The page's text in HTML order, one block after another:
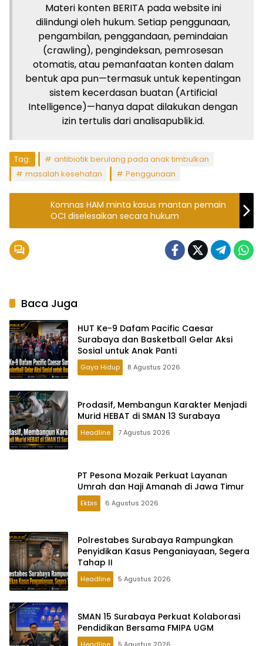
Materi konten BERITA pada website ini
dilindungi oleh hukum. Setiap penggunaan,
pengambilan, penggandaan, pemindaian
(crawling), pengindeksan, pemrosesan
otomatis, atau pemanfaatan konten dalam
bentuk apa pun—termasuk untuk kepentingan
sistem kecerdasan buatan (Artificial
Intelligence)—hanya dapat dilakukan dengan
izin tertulis dari analisapublik.id.
Tag:
antibiotik berulang pada anak timbulkan
masalah kesehatan
Penggunaan
Komnas HAM minta kasus mantan pemain
OCI diselesaikan secara hukum
Baca Juga
HUT Ke-9 Dafam Pacific Caesar
Surabaya dan Basketball Gelar Aksi
Sosial untuk Anak Panti
Gaya Hidup 8 Agustus 2026
Prodasif, Membangun Karakter Menjadi
Murid HEBAT di SMAN 13 Surabaya
Headline 7 Agustus 2026
PT Pesona Mozaik Perkuat Layanan
Umrah dan Haji Amanah di Jawa Timur
Ekbis 6 Agustus 2026
Polrestabes Surabaya Rampungkan
Penyidikan Kasus Penganiayaan, Segera
Tahap II
Headline 5 Agustus 2026
SMAN 15 Surabaya Perkuat Kolaborasi
Pendidikan Bersama FMIPA UGM